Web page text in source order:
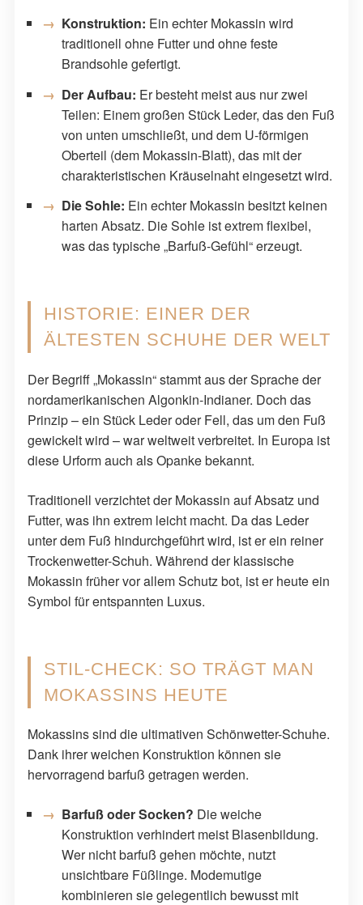
Konstruktion: Ein echter Mokassin wird
traditionell ohne Futter und ohne feste
Brandsohle gefertigt.
Der Aufbau: Er besteht meist aus nur zwei
Teilen: Einem großen Stück Leder, das den Fuß
von unten umschließt, und dem U-förmigen
Oberteil (dem Mokassin-Blatt), das mit der
charakteristischen Kräuselnaht eingesetzt wird.
Die Sohle: Ein echter Mokassin besitzt keinen
harten Absatz. Die Sohle ist extrem flexibel,
was das typische „Barfuß-Gefühl“ erzeugt.
HISTORIE: EINER DER
ÄLTESTEN SCHUHE DER WELT
Der Begriff „Mokassin“ stammt aus der Sprache der
nordamerikanischen Algonkin-Indianer. Doch das
Prinzip – ein Stück Leder oder Fell, das um den Fuß
gewickelt wird – war weltweit verbreitet. In Europa ist
diese Urform auch als Opanke bekannt.
Traditionell verzichtet der Mokassin auf Absatz und
Futter, was ihn extrem leicht macht. Da das Leder
unter dem Fuß hindurchgeführt wird, ist er ein reiner
Trockenwetter-Schuh. Während der klassische
Mokassin früher vor allem Schutz bot, ist er heute ein
Symbol für entspannten Luxus.
STIL-CHECK: SO TRÄGT MAN
MOKASSINS HEUTE
Mokassins sind die ultimativen Schönwetter-Schuhe.
Dank ihrer weichen Konstruktion können sie
hervorragend barfuß getragen werden.
Barfuß oder Socken? Die weiche
Konstruktion verhindert meist Blasenbildung.
Wer nicht barfuß gehen möchte, nutzt
unsichtbare Füßlinge. Modemutige
kombinieren sie gelegentlich bewusst mit